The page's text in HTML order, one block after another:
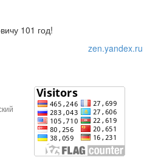
101 год!
zen.yandex.ru